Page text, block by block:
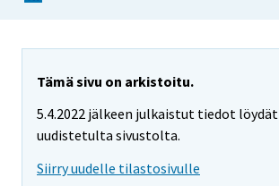
Tämä sivu on arkistoitu.
5.4.2022 jälkeen julkaistut tiedot löydät
uudistetulta sivustolta.
Siirry uudelle tilastosivulle